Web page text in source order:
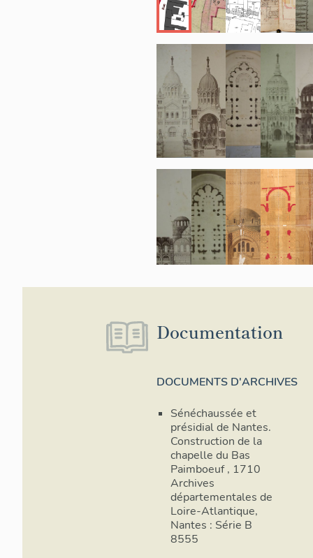
Documentation
DOCUMENTS D'ARCHIVES
Sénéchaussée et
présidial de Nantes.
Construction de la
chapelle du Bas
Paimboeuf , 1710
Archives
départementales de
Loire-Atlantique,
Nantes : Série B
8555